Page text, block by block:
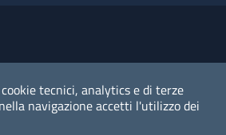
tecnici, analytics e di terze
navigazione accetti l'utilizzo dei
del dato personale